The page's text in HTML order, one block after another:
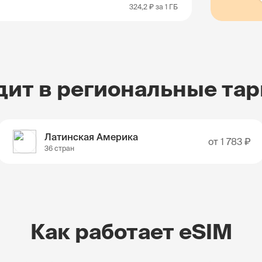
324,2 ₽ за 1 ГБ
в региональные
Латинская Америка
36 стран
от 1 783 ₽
Как работает eSIM